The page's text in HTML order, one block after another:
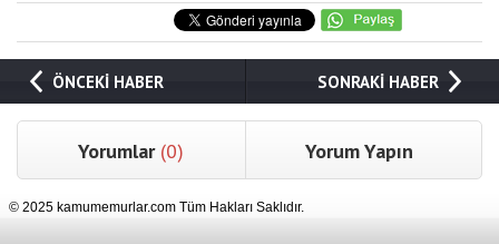
ÖNCEKİ HABER SONRAKİ HABER
Yorumlar (0) Yorum Yapın
© 2025 kamumemurlar.com Tüm Hakları Saklıdır.